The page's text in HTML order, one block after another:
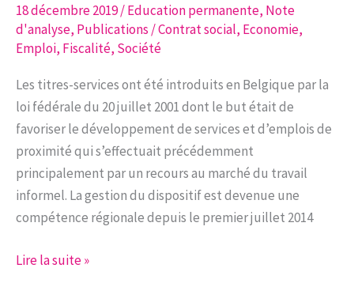
en
Région
bruxelloise
18 décembre 2019/Education permanente, Note
d'analyse, Publications /Contrat social, Economie,
Emploi, Fiscalité, Société
Les titres-services ont été introduits en Belgique par la
loi fédérale du 20 juillet 2001 dont le but était de
favoriser le développement de services et d’emplois de
proximité qui s’effectuait précédemment
principalement par un recours au marché du travail
informel. La gestion du dispositif est devenue une
compétence régionale depuis le premier juillet 2014
Note
Lire la suite »